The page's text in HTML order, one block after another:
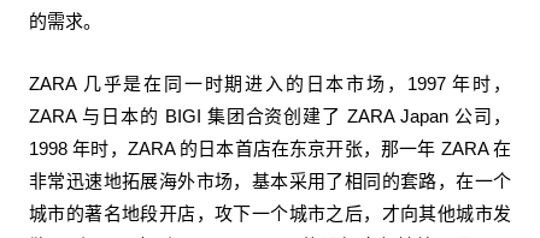
的需求。
ZARA 几乎是在同一时期进入的日本市场，1997 年时，
ZARA 与日本的 BIGI 集团合资创建了 ZARA Japan 公司，
1998 年时，ZARA 的日本首店在东京开张，那一年 ZARA 在
非常迅速地拓展海外市场，基本采用了相同的套路，在一个
城市的著名地段开店，攻下一个城市之后，才向其他城市发